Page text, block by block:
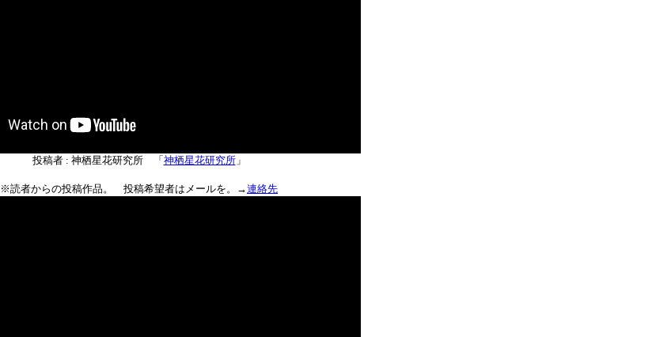
投稿者 : 神栖星花研究所 「 神栖星花研究所」
※読者からの投稿作品。 投稿希望者はメールを。→連絡先